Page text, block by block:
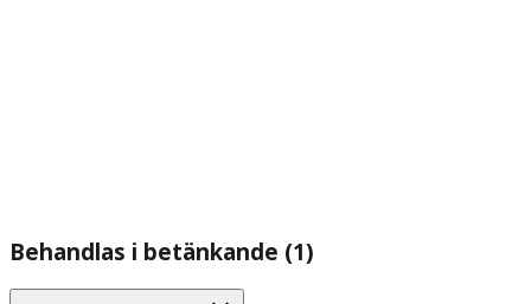
Behandlas i betänkande (1)